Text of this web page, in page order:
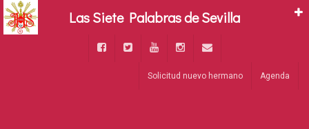
Solicitud nuevo hermano Agenda
Las Siete Palabras de Sevilla